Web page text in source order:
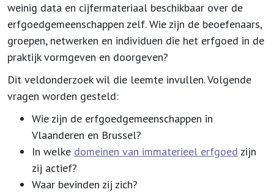
weinig data en cijfermateriaal beschikbaar over de
erfgoedgemeenschappen zelf. Wie zijn de beoefenaars,
groepen, netwerken en individuen die het erfgoed in de
praktijk vormgeven en doorgeven?
Dit veldonderzoek wil die leemte invullen. Volgende
vragen worden gesteld:
Wie zijn de erfgoedgemeenschappen in
Vlaanderen en Brussel?
In welke domeinen van immaterieel erfgoed zijn
zij actief?
Waar bevinden zij zich?